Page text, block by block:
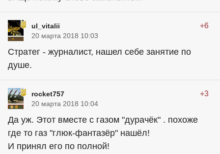
ul_vitalii +6
20 марта 2018 10:03
Стратег - журналист, нашел себе занятие по
душе.
rocket757 +3
20 марта 2018 10:04
Да уж. Этот вместе с газом "дурачёк" . похоже
где то газ "глюк-фантазёр" нашёл!
И принял его по полной!